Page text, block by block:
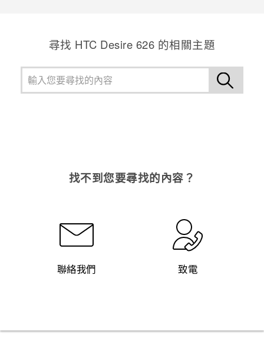
尋找 HTC Desire 626 的相關主題
找不到您要尋找的內容？
聯絡我們 致電